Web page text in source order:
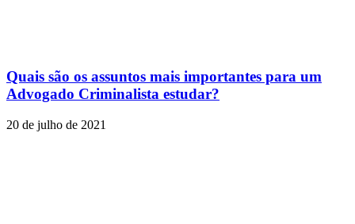
Quais são os assuntos mais importantes para um
Advogado Criminalista estudar?
20 de julho de 2021